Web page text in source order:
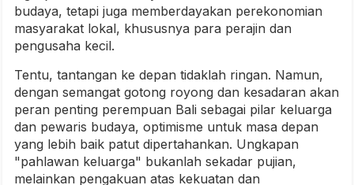
budaya, tetapi juga memberdayakan perekonomian
masyarakat lokal, khususnya para perajin dan
pengusaha kecil.
Tentu, tantangan ke depan tidaklah ringan. Namun,
dengan semangat gotong royong dan kesadaran akan
peran penting perempuan Bali sebagai pilar keluarga
dan pewaris budaya, optimisme untuk masa depan
yang lebih baik patut dipertahankan. Ungkapan
"pahlawan keluarga" bukanlah sekadar pujian,
melainkan pengakuan atas kekuatan dan